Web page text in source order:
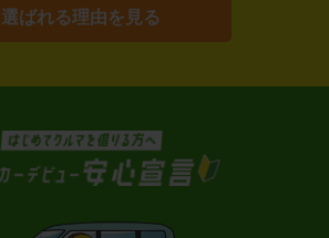
選ばれる理由を見る